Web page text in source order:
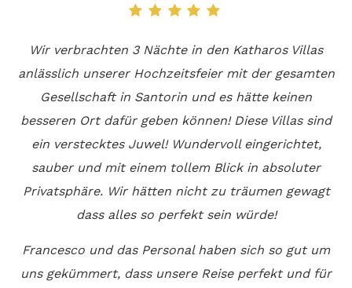
Wir verbrachten 3 Nächte in den Katharos Villas
anlässlich unserer Hochzeitsfeier mit der gesamten
Gesellschaft in Santorin und es hätte keinen
besseren Ort dafür geben können! Diese Villas sind
ein verstecktes Juwel! Wundervoll eingerichtet,
sauber und mit einem tollem Blick in absoluter
Privatsphäre. Wir hätten nicht zu träumen gewagt
dass alles so perfekt sein würde!
Francesco und das Personal haben sich so gut um
uns gekümmert, dass unsere Reise perfekt und für